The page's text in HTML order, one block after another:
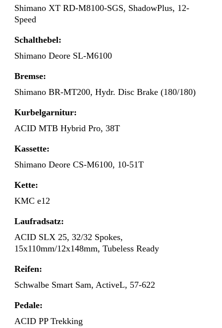
Shimano XT RD-M8100-SGS, ShadowPlus, 12-
Speed
Schalthebel:
Shimano Deore SL-M6100
Bremse:
Shimano BR-MT200, Hydr. Disc Brake (180/180)
Kurbelgarnitur:
ACID MTB Hybrid Pro, 38T
Kassette:
Shimano Deore CS-M6100, 10-51T
Kette:
KMC e12
Laufradsatz:
ACID SLX 25, 32/32 Spokes,
15x110mm/12x148mm, Tubeless Ready
Reifen:
Schwalbe Smart Sam, ActiveL, 57-622
Pedale:
ACID PP Trekking